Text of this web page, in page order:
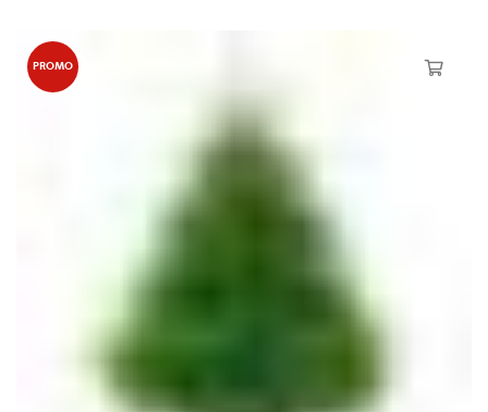
PROMO